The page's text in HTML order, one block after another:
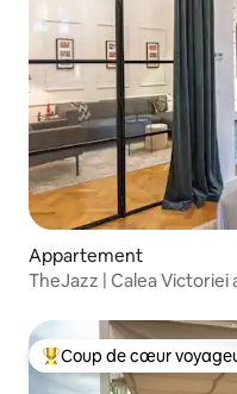
Appartement
TheJazz | Calea
Coups de cœur
Coup de cœur